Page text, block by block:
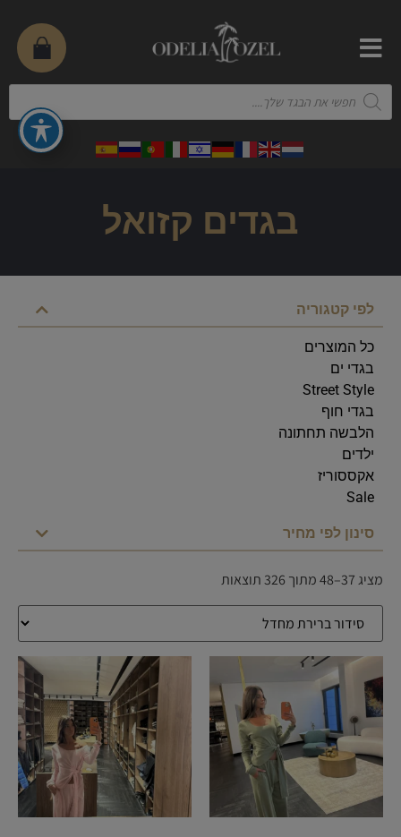
בגדים קזואל
לפי קטגוריה
כל המוצרים
בגדי ים
Street Style
בגדי חוף
הלבשה תחתונה
ילדים
אקססוריז
Sale
סינון לפי מחיר
מציג 37–48 מתוך 326 תוצאות